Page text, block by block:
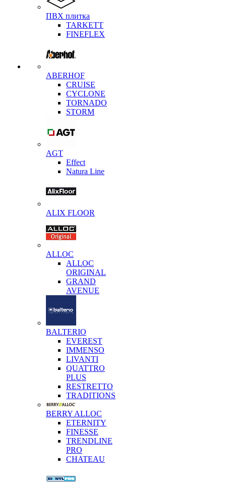
ПВХ плитка
TARKETT
FINEFLEX
ABERHOF
CRUISE
CYCLONE
TORNADO
STORM
AGT
Effect
Natura Line
ALIX FLOOR
ALLOC
ALLOC
ORIGINAL
GRAND
AVENUE
BALTERIO
EVEREST
IMMENSO
LIVANTI
QUATTRO
PLUS
RESTRETTO
TRADITIONS
BERRY ALLOC
ETERNITY
FINESSE
TRENDLINE
PRO
CHATEAU